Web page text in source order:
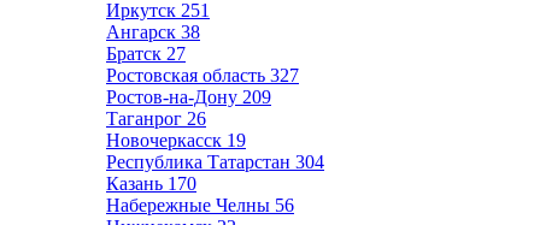
Иркутск 251
Ангарск 38
Братск 27
Ростовская область 327
Ростов-на-Дону 209
Таганрог 26
Новочеркасск 19
Республика Татарстан 304
Казань 170
Набережные Челны 56